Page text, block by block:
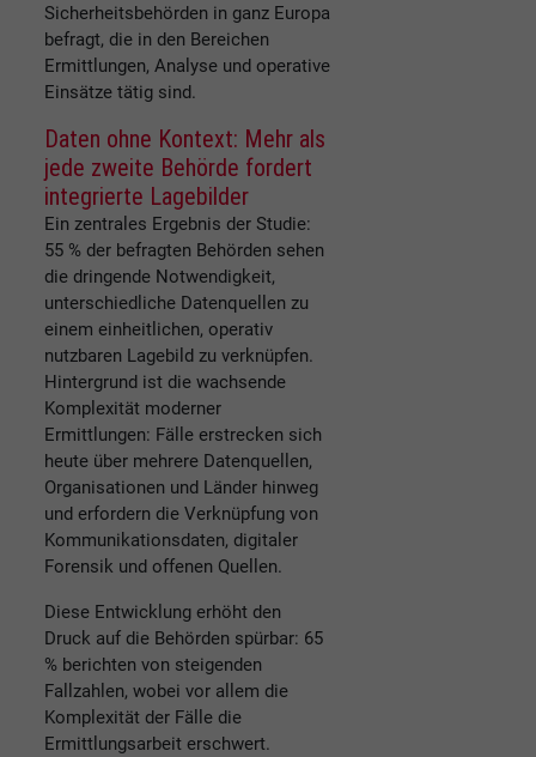
Sicherheitsbehörden in ganz Europa
befragt, die in den Bereichen
Ermittlungen, Analyse und operative
Einsätze tätig sind.
Daten ohne Kontext: Mehr als
jede zweite Behörde fordert
integrierte Lagebilder
Ein zentrales Ergebnis der Studie:
55 % der befragten Behörden sehen
die dringende Notwendigkeit,
unterschiedliche Datenquellen zu
einem einheitlichen, operativ
nutzbaren Lagebild zu verknüpfen.
Hintergrund ist die wachsende
Komplexität moderner
Ermittlungen: Fälle erstrecken sich
heute über mehrere Datenquellen,
Organisationen und Länder hinweg
und erfordern die Verknüpfung von
Kommunikationsdaten, digitaler
Forensik und offenen Quellen.
Diese Entwicklung erhöht den
Druck auf die Behörden spürbar: 65
% berichten von steigenden
Fallzahlen, wobei vor allem die
Komplexität der Fälle die
Ermittlungsarbeit erschwert.